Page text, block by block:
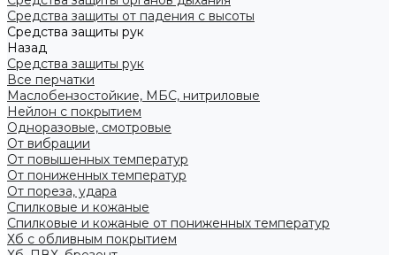
Средства защиты от падения с высоты
Средства защиты рук
Назад
Средства защиты рук
Все перчатки
Маслобензостойкие, МБС, нитриловые
Нейлон с покрытием
Одноразовые, смотровые
От вибрации
От повышенных температур
От пониженных температур
От пореза, удара
Спилковые и кожаные
Спилковые и кожаные от пониженных температур
Хб с обливным покрытием